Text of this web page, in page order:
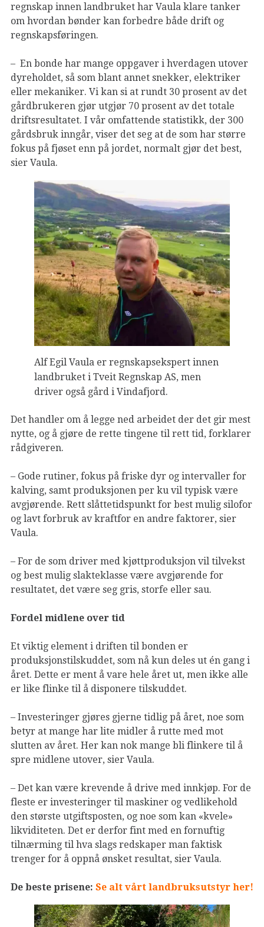
regnskap innen landbruket har Vaula klare tanker
om hvordan bønder kan forbedre både drift og
regnskapsføringen.
– En bonde har mange oppgaver i hverdagen utover
dyreholdet, så som blant annet snekker, elektriker
eller mekaniker. Vi kan si at rundt 30 prosent av det
gårdbrukeren gjør utgjør 70 prosent av det totale
driftsresultatet. I vår omfattende statistikk, der 300
gårdsbruk inngår, viser det seg at de som har større
fokus på fjøset enn på jordet, normalt gjør det best,
sier Vaula.
Alf Egil Vaula er regnskapsekspert innen
landbruket i Tveit Regnskap AS, men
driver også gård i Vindafjord.
Det handler om å legge ned arbeidet der det gir mest
nytte, og å gjøre de rette tingene til rett tid, forklarer
rådgiveren.
– Gode rutiner, fokus på friske dyr og intervaller for
kalving, samt produksjonen per ku vil typisk være
avgjørende. Rett slåttetidspunkt for best mulig silofor
og lavt forbruk av kraftfor en andre faktorer, sier
Vaula.
– For de som driver med kjøttproduksjon vil tilvekst
og best mulig slakteklasse være avgjørende for
resultatet, det være seg gris, storfe eller sau.
Fordel midlene over tid
Et viktig element i driften til bonden er
produksjonstilskuddet, som nå kun deles ut én gang i
året. Dette er ment å vare hele året ut, men ikke alle
er like flinke til å disponere tilskuddet.
– Investeringer gjøres gjerne tidlig på året, noe som
betyr at mange har lite midler å rutte med mot
slutten av året. Her kan nok mange bli flinkere til å
spre midlene utover, sier Vaula.
– Det kan være krevende å drive med innkjøp. For de
fleste er investeringer til maskiner og vedlikehold
den største utgiftsposten, og noe som kan «kvele»
likviditeten. Det er derfor fint med en fornuftig
tilnærming til hva slags redskaper man faktisk
trenger for å oppnå ønsket resultat, sier Vaula.
De beste prisene: Se alt vårt landbruksutstyr her!